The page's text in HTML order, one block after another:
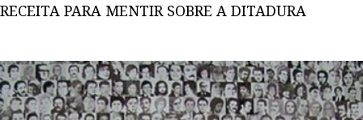
RECEITA PARA MENTIR SOBRE A DITADURA